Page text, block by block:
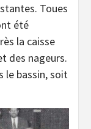
Toues
été
la caisse
des nageurs.
le bassin, soit